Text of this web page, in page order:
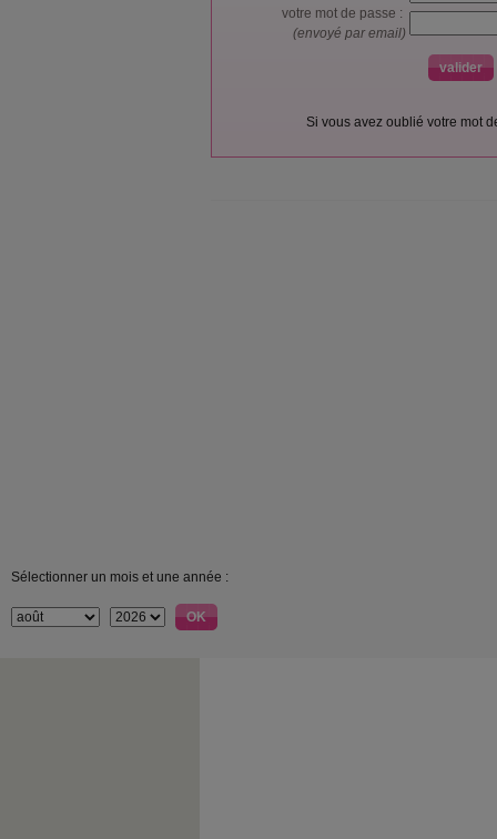
votre mot de passe :
(envoyé par email)
Si vous avez oublié votre mot
Sélectionner un mois et une année :